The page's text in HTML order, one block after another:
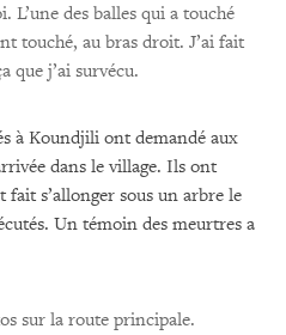
L’une des balles qui a touché
touché, au bras droit. J’ai fait
que j’ai survécu.
à Koundjili ont demandé aux
dans le village. Ils ont
fait s’allonger sous un arbre le
Un témoin des meurtres a
sur la route principale.